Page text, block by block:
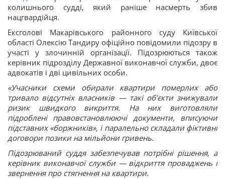
колишнього судді, який раніше насмерть збив
нацгвардійця.
Ексголові Макарівського районного суду Київської
області Олексію Тандиру офіційно повідомили підозру в
участі у злочинній організації. Підозрюються також
керівник підрозділу Державної виконавчої служби, двоє
адвокатів і дві цивільних особи.
«Учасники схеми обирали квартири померлих або
тривало відсутніх власників — такі об’єкти знижували
ризик швидкого викриття. На них виготовляли
підроблені правовстановлюючі документи, вписуючи
підставних «боржників», і паралельно складали фіктивні
договори позики на мільйони гривень.
Підозрюваний суддя забезпечував потрібні рішення, а
керівник виконавчої служби — відкриття проваджень і
звернення про стягнення на квартири.